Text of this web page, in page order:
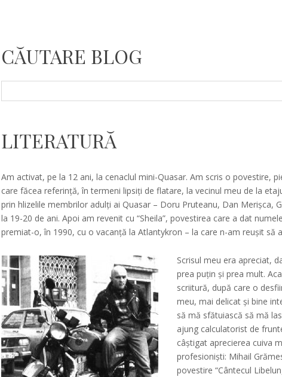
CĂUTARE BLOG
for:
LITERATURĂ
3,
2014
Am activat, pe la 12 ani, la cenaclul mini-Quasar. Am scris o povestire,
care făcea referință, în termeni lipsiți de flatare, la vecinul meu de la
prin hlizelile membrilor adulți ai Quasar – Doru Pruteanu, Dan Merișca,
la 19-20 de ani. Apoi am revenit cu “Sheila”, povestirea care a dat
premiat-o, în 1990, cu o vacanță la Atlantykron – la care n-am reușit să
Scrisul meu era apreciat,
prea puțin și prea mult.
scriitură, după care o
meu, mai delicat și bine
să mă sfătuiască să mă
ajung calculatorist de
câștigat aprecierea cuiva
profesioniști: Mihail
povestire “Cântecul